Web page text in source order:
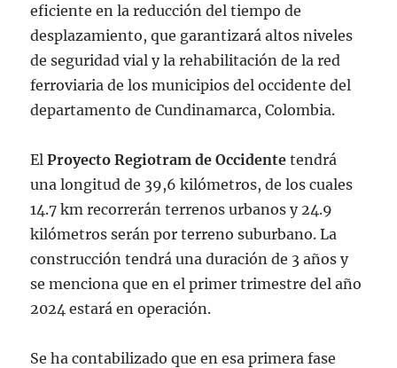
eficiente en la reducción del tiempo de
desplazamiento, que garantizará altos niveles
de seguridad vial y la rehabilitación de la red
ferroviaria de los municipios del occidente del
departamento de Cundinamarca, Colombia.
ElProyecto Regiotram de Occidente tendrá
una longitud de 39,6 kilómetros, de los cuales
14.7 km recorrerán terrenos urbanos y 24.9
kilómetros serán por terreno suburbano. La
construcción tendrá una duración de 3 años y
se menciona que en el primer trimestre del año
2024 estará en operación.
Se ha contabilizado que en esa primera fase